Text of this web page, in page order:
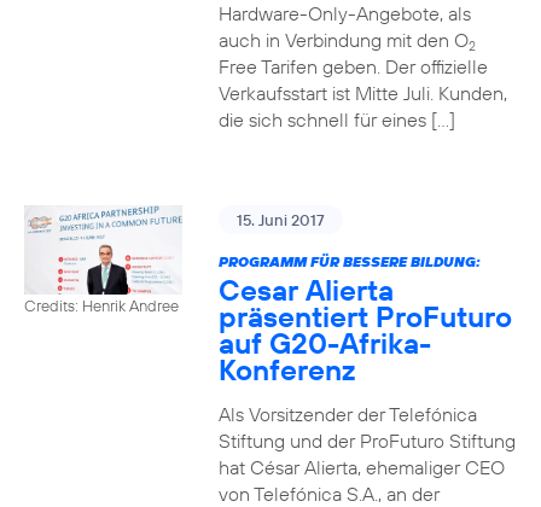
Hardware-Only-Angebote, als
auch in Verbindung mit den O2
Free Tarifen geben. Der offizielle
Verkaufsstart ist Mitte Juli. Kunden,
die sich schnell für eines […]
Credits: Henrik Andree
15. Juni 2017
PROGRAMM FÜR BESSERE BILDUNG:
Cesar Alierta
präsentiert ProFuturo
auf G20-Afrika-
Konferenz
Als Vorsitzender der Telefónica
Stiftung und der ProFuturo Stiftung
hat César Alierta, ehemaliger CEO
von Telefónica S.A., an der